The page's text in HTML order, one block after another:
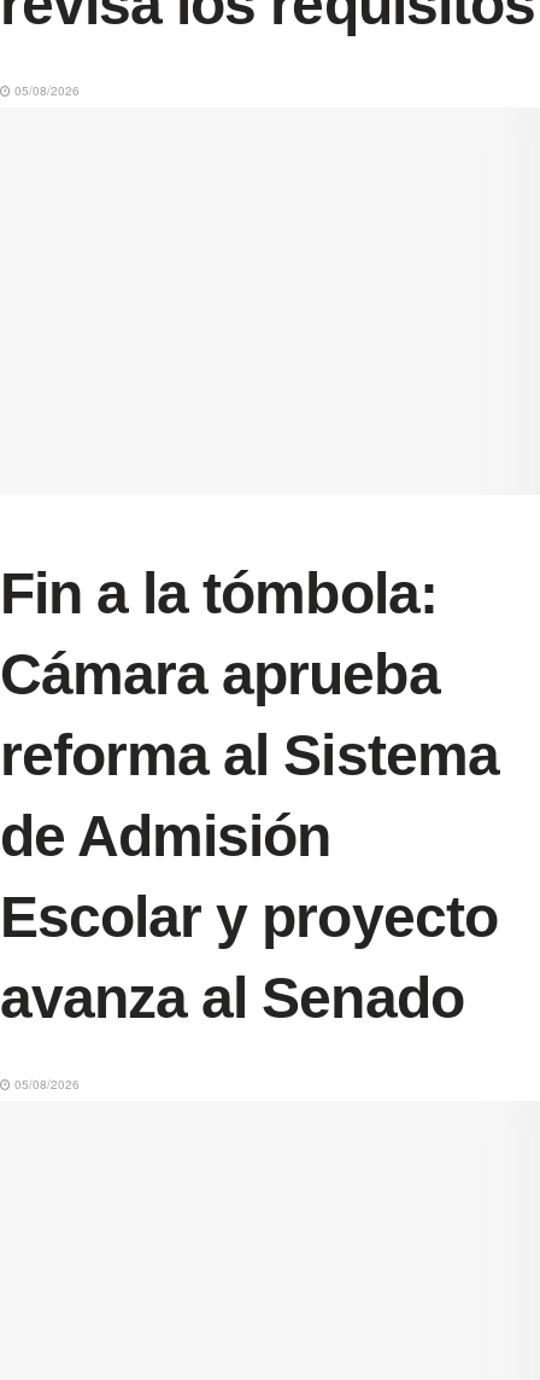
05/08/2026
Fin a la tómbola:
Cámara aprueba
reforma al Sistema
de Admisión
Escolar y proyecto
avanza al Senado
05/08/2026